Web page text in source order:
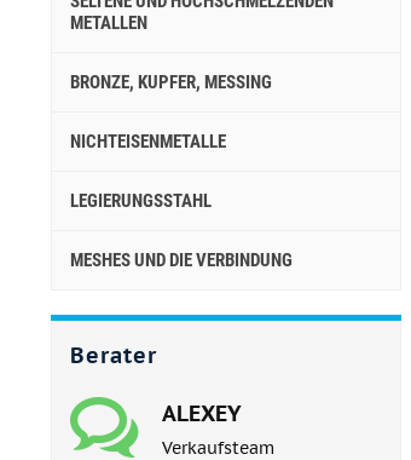
METALLEN
BRONZE, KUPFER, MESSING
NICHTEISENMETALLE
LEGIERUNGSSTAHL
MESHES UND DIE VERBINDUNG
Berater
ALEXEY
Verkaufsteam